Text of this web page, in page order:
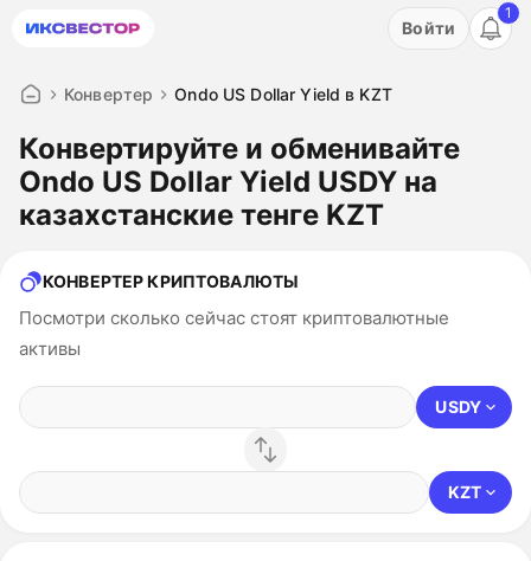
Акция: бесплатный пробный период на 3 дня!
Войти
1
Конвертер Ondo US Dollar Yield в KZT
Конвертируйте и обменивайте
Ondo US Dollar Yield USDY на
казахстанские тенге KZT
КОНВЕРТЕР КРИПТОВАЛЮТЫ
Посмотри сколько сейчас стоят криптовалютные
активы
USDY
KZT